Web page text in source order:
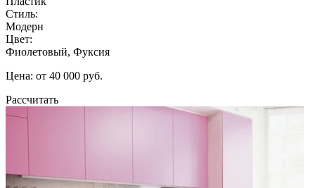
Стиль:
Модерн
Цвет:
Фиолетовый, Фуксия
Цена: от 40 000 руб.
Рассчитать